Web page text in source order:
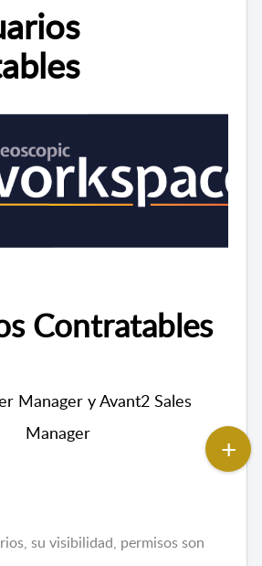
Contratables
Manager y Avant2 Sales
Manager
su visibilidad, permisos son